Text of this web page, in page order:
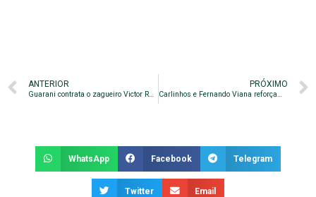
ANTERIOR
Guarani contrata o zagueiro Victor Ramos
PRÓXIMO
Carlinhos e Fernando Viana reforçam o Guarani
WhatsApp Facebook Telegram
Twitter Email